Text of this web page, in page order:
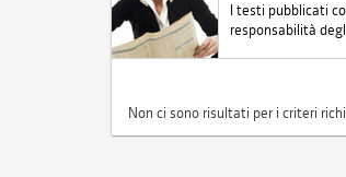
I testi pubblicati
responsabilità
Non ci sono risultati per i criteri